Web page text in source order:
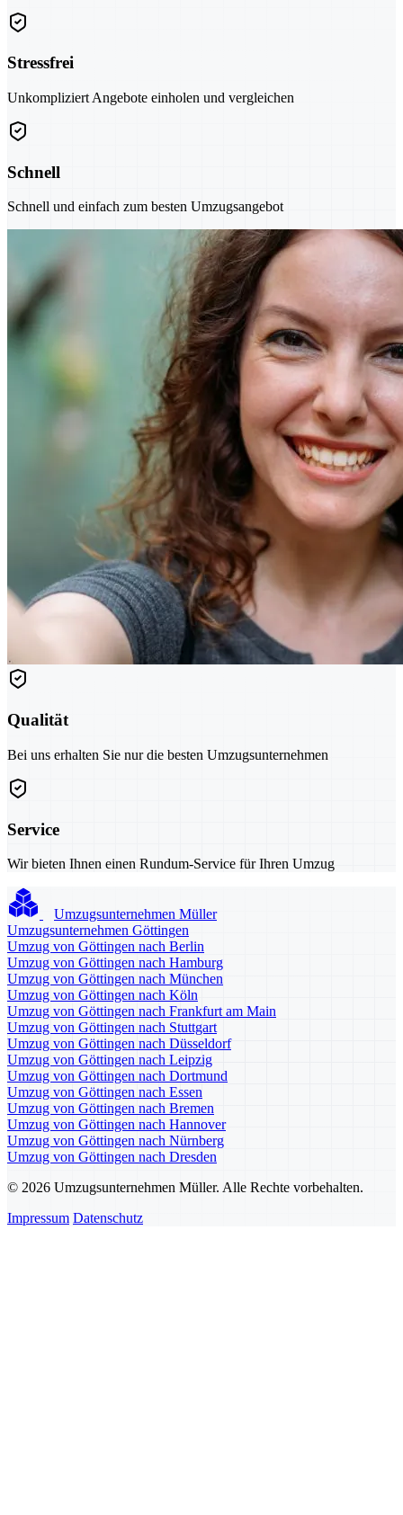
Stressfrei
Unkompliziert Angebote einholen und vergleichen
Schnell
Schnell und einfach zum besten Umzugsangebot
Qualität
Bei uns erhalten Sie nur die besten Umzugsunternehmen
Service
Wir bieten Ihnen einen Rundum-Service für Ihren Umzug
Umzugsunternehmen Müller
Umzugsunternehmen Göttingen
Umzug von Göttingen nach Berlin
Umzug von Göttingen nach Hamburg
Umzug von Göttingen nach München
Umzug von Göttingen nach Köln
Umzug von Göttingen nach Frankfurt am Main
Umzug von Göttingen nach Stuttgart
Umzug von Göttingen nach Düsseldorf
Umzug von Göttingen nach Leipzig
Umzug von Göttingen nach Dortmund
Umzug von Göttingen nach Essen
Umzug von Göttingen nach Bremen
Umzug von Göttingen nach Hannover
Umzug von Göttingen nach Nürnberg
Umzug von Göttingen nach Dresden
© 2026 Umzugsunternehmen Müller. Alle Rechte vorbehalten.
Impressum Datenschutz